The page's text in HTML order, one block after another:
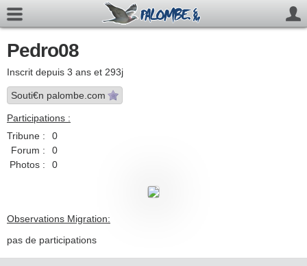
Pedro08
Inscrit depuis 3 ans et 293j
Souti€n palombe.com
Participations :
Tribune :
0
Forum :
0
Photos :
0
Observations Migration:
pas de participations